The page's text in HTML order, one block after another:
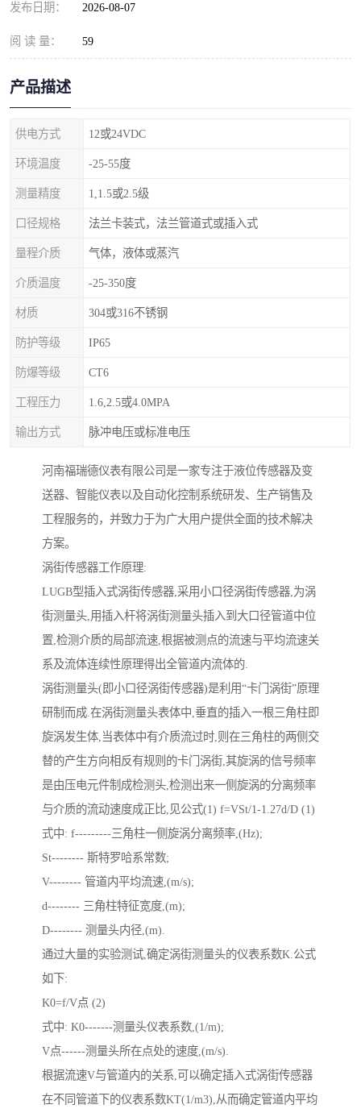
发布日期： 2026-08-07
阅 读 量： 59
产品描述
供电方式 12或24VDC
环境温度 -25-55度
测量精度 1,1.5或2.5级
口径规格 法兰卡装式，法兰管道式或插入式
量程介质 气体，液体或蒸汽
介质温度 -25-350度
材质 304或316不锈钢
防护等级 IP65
防爆等级 CT6
工程压力 1.6,2.5或4.0MPA
输出方式 脉冲电压或标准电压
河南福瑞德仪表有限公司是一家专注于液位传感器及变
送器、智能仪表以及自动化控制系统研发、生产销售及
工程服务的，并致力于为广大用户提供全面的技术解决
方案。
涡街传感器工作原理:
LUGB型插入式涡街传感器,采用小口径涡街传感器,为涡
街测量头,用插入杆将涡街测量头插入到大口径管道中位
置,检测介质的局部流速,根据被测点的流速与平均流速关
系及流体连续性原理得出全管道内流体的.
涡街测量头(即小口径涡街传感器)是利用“卡门涡街”原理
研制而成.在涡街测量头表体中,垂直的插入一根三角柱即
旋涡发生体,当表体中有介质流过时,则在三角柱的两侧交
替的产生方向相反有规则的卡门涡街,其旋涡的信号频率
是由压电元件制成检测头,检测出来一侧旋涡的分离频率
与介质的流动速度成正比,见公式(1) f=VSt/1-1.27d/D (1)
式中: f---------三角柱一侧旋涡分离频率,(Hz);
St-------- 斯特罗哈系常数;
V-------- 管道内平均流速,(m/s);
d-------- 三角柱特征宽度,(m);
D-------- 测量头内径,(m).
通过大量的实验测试,确定涡街测量头的仪表系数K.公式
如下:
K0=f/V点 (2)
式中: K0-------测量头仪表系数,(1/m);
V点------测量头所在点处的速度,(m/s).
根据流速V与管道内的关系,可以确定插入式涡街传感器
在不同管道下的仪表系数KT(1/m3),从而确定管道内平均